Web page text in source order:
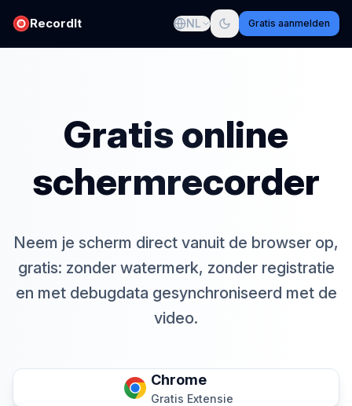
RecordIt NL Gratis aanmelden
Gratis online
schermrecorder
Neem je scherm direct vanuit de browser op,
gratis: zonder watermerk, zonder registratie
en met debugdata gesynchroniseerd met de
video.
Chrome
Gratis Extensie